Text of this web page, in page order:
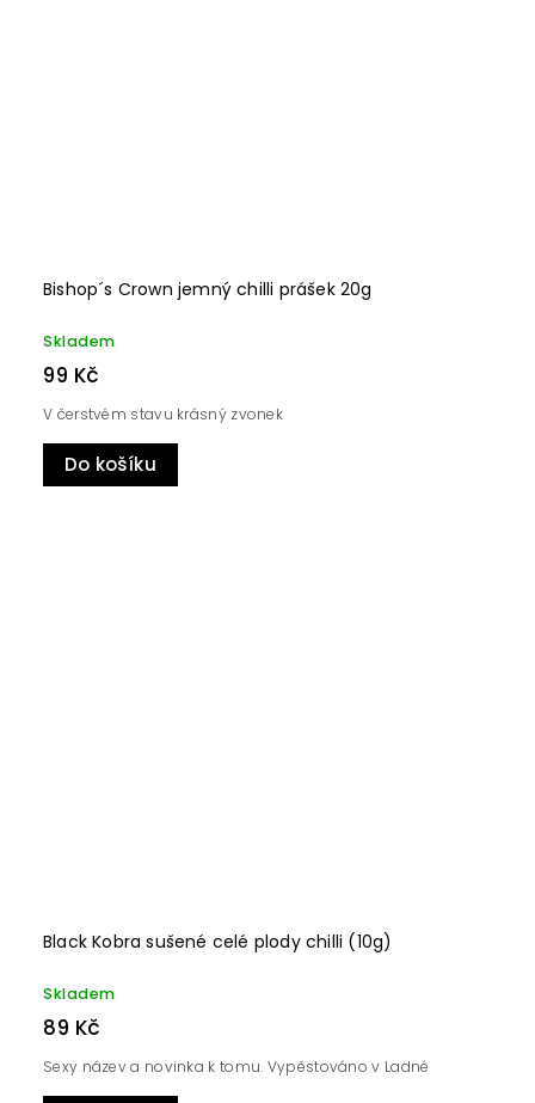
Bishop´s Crown jemný chilli prášek 20g
Skladem
99 Kč
Do košíku
V čerstvém stavu krásný zvonek
Black Kobra sušené celé plody chilli (10g)
Skladem
89 Kč
Sexy název a novinka k tomu. Vypěstováno v Ladné